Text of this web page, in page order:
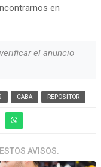
en
el anuncio
CABA REPOSITOR
AVISOS.